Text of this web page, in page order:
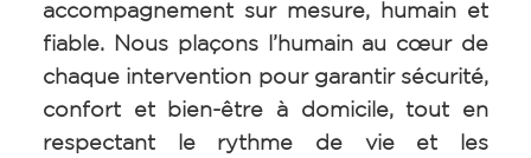
accompagnement sur mesure, humain et
fiable. Nous plaçons l’humain au cœur de
chaque intervention pour garantir sécurité,
confort et bien-être à domicile, tout en
respectant le rythme de vie et les